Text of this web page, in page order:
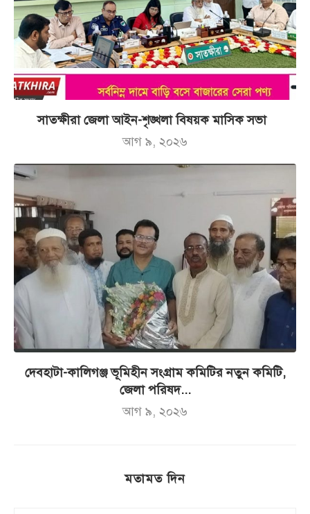
সাতক্ষীরা জেলা আইন-শৃঙ্খলা বিষয়ক মাসিক সভা
আগ ৯, ২০২৬
দেবহাটা-কালিগঞ্জ ভূমিহীন সংগ্রাম কমিটির নতুন কমিটি,
জেলা পরিষদ...
আগ ৯, ২০২৬
মতামত দিন